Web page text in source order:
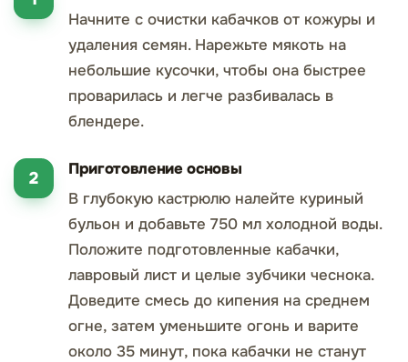
Начните с очистки кабачков от кожуры и
удаления семян. Нарежьте мякоть на
небольшие кусочки, чтобы она быстрее
проварилась и легче разбивалась в
блендере.
Приготовление основы
В глубокую кастрюлю налейте куриный
бульон и добавьте 750 мл холодной воды.
Положите подготовленные кабачки,
лавровый лист и целые зубчики чеснока.
Доведите смесь до кипения на среднем
огне, затем уменьшите огонь и варите
около 35 минут, пока кабачки не станут